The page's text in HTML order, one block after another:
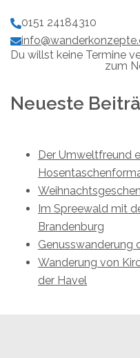
0151 24184310
Du willst keine Termine
zum
Neueste
Der Umweltfreund
Im Spreewald mit
Brandenburg
Genusswanderung
Wanderung von
der Havel